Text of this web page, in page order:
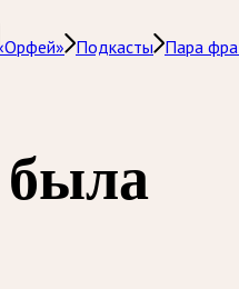
Подкасты Пара